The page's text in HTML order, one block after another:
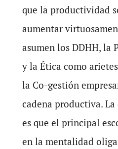
que la productividad
aumentar
asumen los DDHH, la
y la Ética como
la Co-gestión
cadena productiva.
es que el principal
en la mentalidad